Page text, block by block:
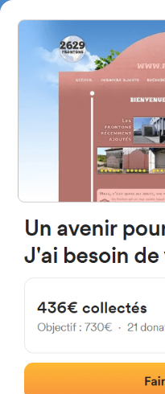
4784
frontones
37100
60 Avenue
Fotos